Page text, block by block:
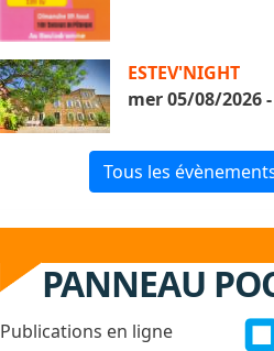
ESTEV'NIGHT
mer 05/08/2026
Tous les
PANNEAU
Publications en ligne